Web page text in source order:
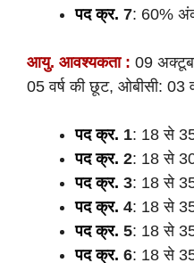
पद क्र. 7: 60%
आयु. आवश्यकता : 09
05 वर्ष की छूट, ओबीसी: 03
पद क्र. 1: 18 से 35
पद क्र. 2: 18 से 30
पद क्र. 3: 18 से 35
पद क्र. 4: 18 से 35
पद क्र. 5: 18 से 35
पद क्र. 6: 18 से 35